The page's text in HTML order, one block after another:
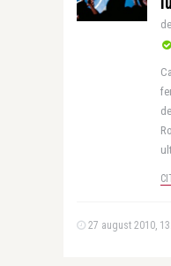
de
27 august 2010,